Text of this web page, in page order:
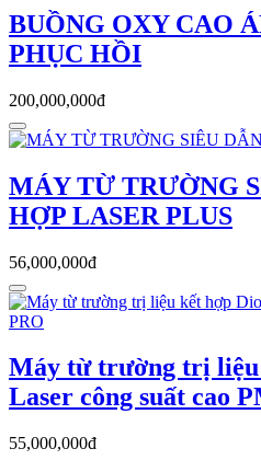
BUỒNG OXY CAO
PHỤC HỒI
200,000,000đ
MÁY TỪ TRƯỜNG
HỢP LASER PLUS
56,000,000đ
Máy từ trường trị liệu
Laser công suất cao
55,000,000đ